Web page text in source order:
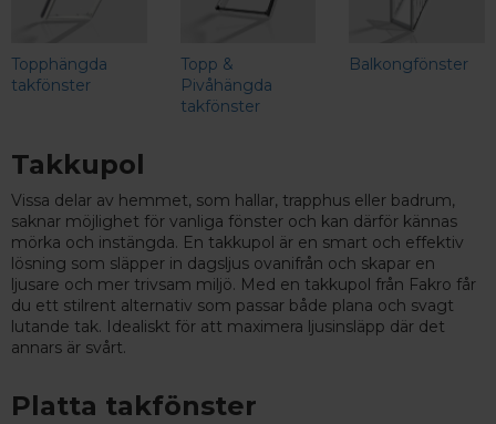
Topphängda
takfönster
Topp &
Pivåhängda
takfönster
Balkongfönster
Takkupol
Vissa delar av hemmet, som hallar, trapphus eller badrum,
saknar möjlighet för vanliga fönster och kan därför kännas
mörka och instängda. En takkupol är en smart och effektiv
lösning som släpper in dagsljus ovanifrån och skapar en
ljusare och mer trivsam miljö. Med en takkupol från Fakro får
du ett stilrent alternativ som passar både plana och svagt
lutande tak. Idealiskt för att maximera ljusinsläpp där det
annars är svårt.
Platta takfönster